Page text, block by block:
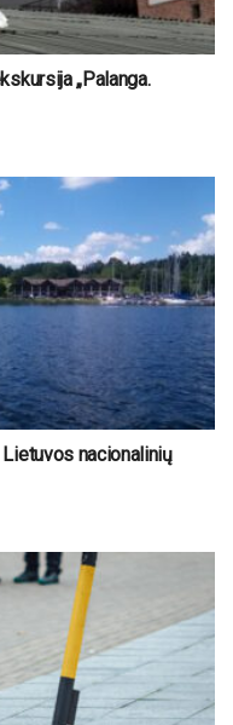
„Palanga.
nacionalinių